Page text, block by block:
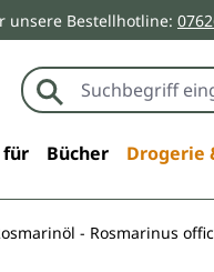
unsere Bestellhotline:
für Bücher Drogerie
- Rosmarinus